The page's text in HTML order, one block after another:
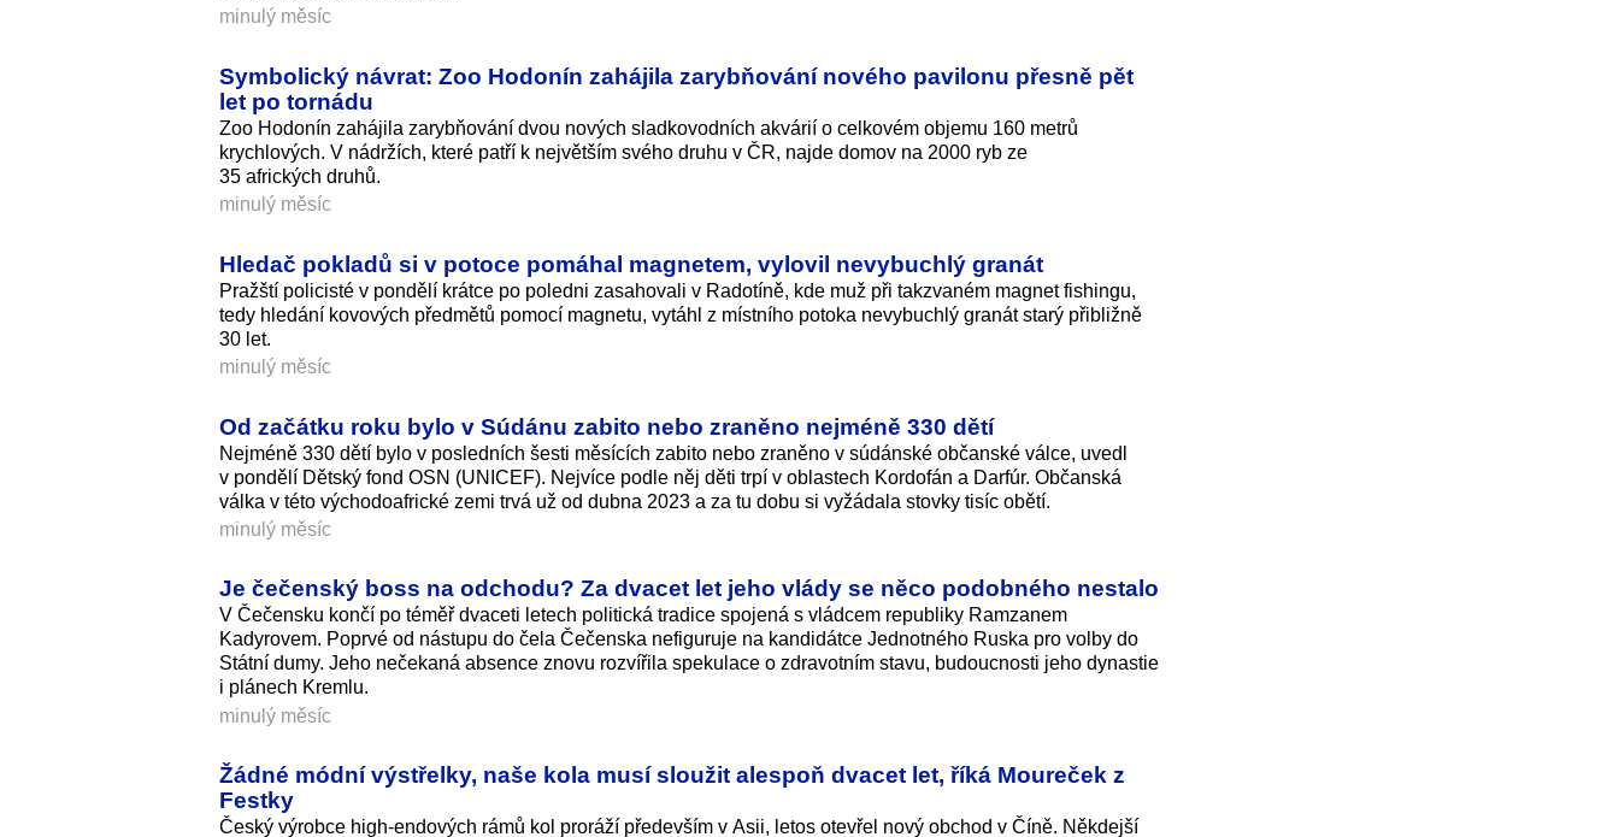
minulý měsíc
Symbolický návrat: Zoo Hodonín zahájila zarybňování nového pavilonu přesně pět
let po tornádu
Zoo Hodonín zahájila zarybňování dvou nových sladkovodních akvárií o celkovém objemu 160 metrů
krychlových. V nádržích, které patří k největším svého druhu v ČR, najde domov na 2000 ryb ze
35 afrických druhů.
minulý měsíc
Hledač pokladů si v potoce pomáhal magnetem, vylovil nevybuchlý granát
Pražští policisté v pondělí krátce po poledni zasahovali v Radotíně, kde muž při takzvaném magnet fishingu,
tedy hledání kovových předmětů pomocí magnetu, vytáhl z místního potoka nevybuchlý granát starý přibližně
30 let.
minulý měsíc
Od začátku roku bylo v Súdánu zabito nebo zraněno nejméně 330 dětí
Nejméně 330 dětí bylo v posledních šesti měsících zabito nebo zraněno v súdánské občanské válce, uvedl
v pondělí Dětský fond OSN (UNICEF). Nejvíce podle něj děti trpí v oblastech Kordofán a Darfúr. Občanská
válka v této východoafrické zemi trvá už od dubna 2023 a za tu dobu si vyžádala stovky tisíc obětí.
minulý měsíc
Je čečenský boss na odchodu? Za dvacet let jeho vlády se něco podobného nestalo
V Čečensku končí po téměř dvaceti letech politická tradice spojená s vládcem republiky Ramzanem
Kadyrovem. Poprvé od nástupu do čela Čečenska nefiguruje na kandidátce Jednotného Ruska pro volby do
Státní dumy. Jeho nečekaná absence znovu rozvířila spekulace o zdravotním stavu, budoucnosti jeho dynastie
i plánech Kremlu.
minulý měsíc
Žádné módní výstřelky, naše kola musí sloužit alespoň dvacet let, říká Moureček z
Festky
Český výrobce high-endových rámů kol proráží především v Asii, letos otevřel nový obchod v Číně. Někdejší